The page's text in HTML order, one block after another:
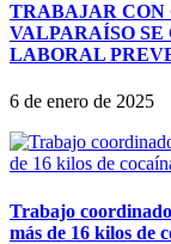
TRABAJAR
VALPARAÍSO
LABORAL
6 de enero de 2025
Trabajo
más de 16 kilos de